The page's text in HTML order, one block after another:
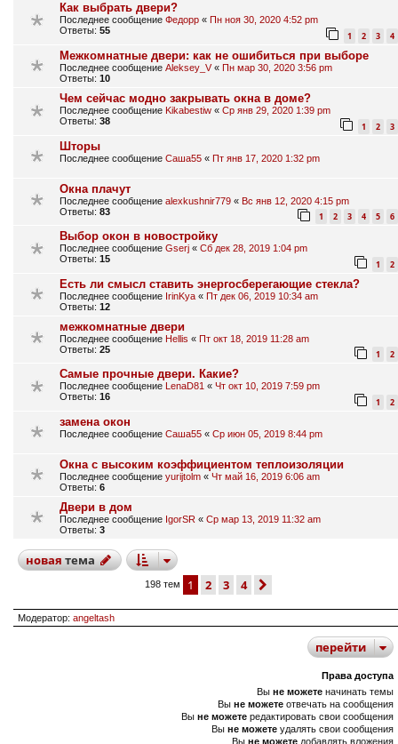
Как выбрать двери?
Последнее сообщение Федорр « Пн ноя 30, 2020 4:52 pm
Ответы: 55 1 2 3 4
Межкомнатные двери: как не ошибиться при выборе
Последнее сообщение Aleksey_V« Пн мар 30, 2020 3:56 pm
Ответы: 10
Чем сейчас модно закрывать окна в доме?
Последнее сообщение Kikabestiw « Ср янв 29, 2020 1:39 pm
Ответы: 38 1 2 3
Шторы
Последнее сообщение Саша55 « Пт янв 17, 2020 1:32 pm
Окна плачут
Последнее сообщение alexkushnir779 « Вс янв 12, 2020 4:15 pm
Ответы: 83 1 2 3 4 5 6
Выбор окон в новостройку
Последнее сообщение Gserj « Сб дек 28, 2019 1:04 pm
Ответы: 15 1 2
Есть ли смысл ставить энергосберегающие стекла?
Последнее сообщение IrinKya « Пт дек 06, 2019 10:34 am
Ответы: 12
межкомнатные двери
Последнее сообщение Hellis « Пт окт 18, 2019 11:28 am
Ответы: 25 1 2
Самые прочные двери. Какие?
Последнее сообщение LenaD81 « Чт окт 10, 2019 7:59 pm
Ответы: 16 1 2
замена окон
Последнее сообщение Саша55 « Ср июн 05, 2019 8:44 pm
Окна с высоким коэффициентом теплоизоляции
Последнее сообщение yurijtolm « Чт май 16, 2019 6:06 am
Ответы: 6
Двери в дом
Последнее сообщение IgorSR « Ср мар 13, 2019 11:32 am
Ответы: 3
новаятема
198 тем 1 2 3 4
Модератор: angeltash
перейти
Права доступа
Вы не можете начинать темы
Вы не можете отвечать на сообщения
Вы не можете редактировать свои сообщения
Вы не можете удалять свои сообщения
Вы не можете добавлять вложения